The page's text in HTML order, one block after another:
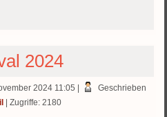
2024
2024 11:05
Geschrieben
| Zugriffe: 2180